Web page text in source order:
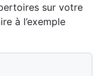
sur votre
à l’exemple